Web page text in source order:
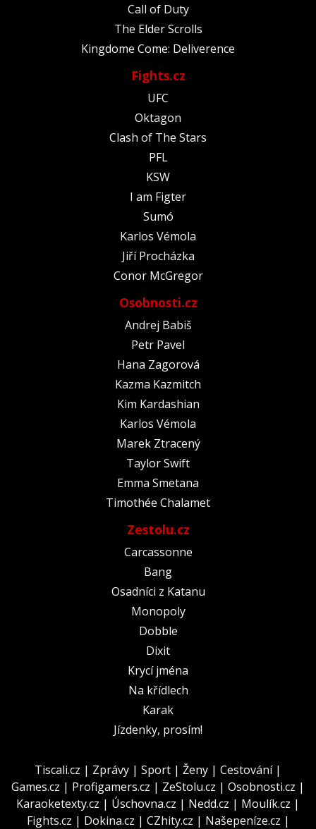
Call of Duty
The Elder Scrolls
Kingdome Come: Deliverence
Fights.cz
UFC
Oktagon
Clash of The Stars
PFL
KSW
I am Figter
Sumó
Karlos Vémola
Jiří Procházka
Conor McGregor
Osobnosti.cz
Andrej Babiš
Petr Pavel
Hana Zagorová
Kazma Kazmitch
Kim Kardashian
Karlos Vémola
Marek Ztracený
Taylor Swift
Emma Smetana
Timothée Chalamet
Zestolu.cz
Carcassonne
Bang
Osadníci z Katanu
Monopoly
Dobble
Dixit
Krycí jména
Na křídlech
Karak
Jízdenky, prosím!
Tiscali.cz | Zprávy | Sport | Ženy | Cestování|
Games.cz | Profigamers.cz | ZeStolu.cz | Osobnosti.cz |
Karaoketexty.cz | Úschovna.cz | Nedd.cz | Moulík.cz |
Fights.cz | Dokina.cz | CZhity.cz | Našepeníze.cz |